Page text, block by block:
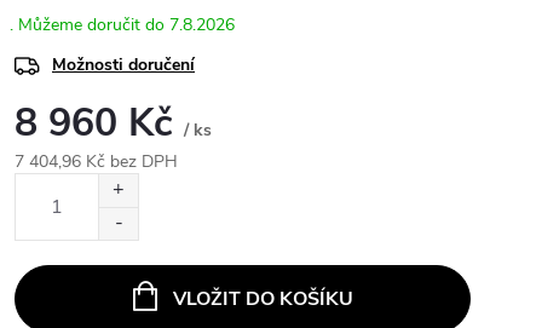
7.8.2026
Možnosti doručení
8 960 Kč / ks
7 404,96 Kč bez DPH
VLOŽIT DO KOŠÍKU